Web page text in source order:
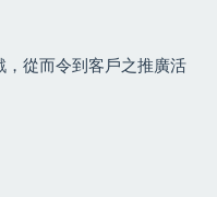
從而令到客戶之推廣活